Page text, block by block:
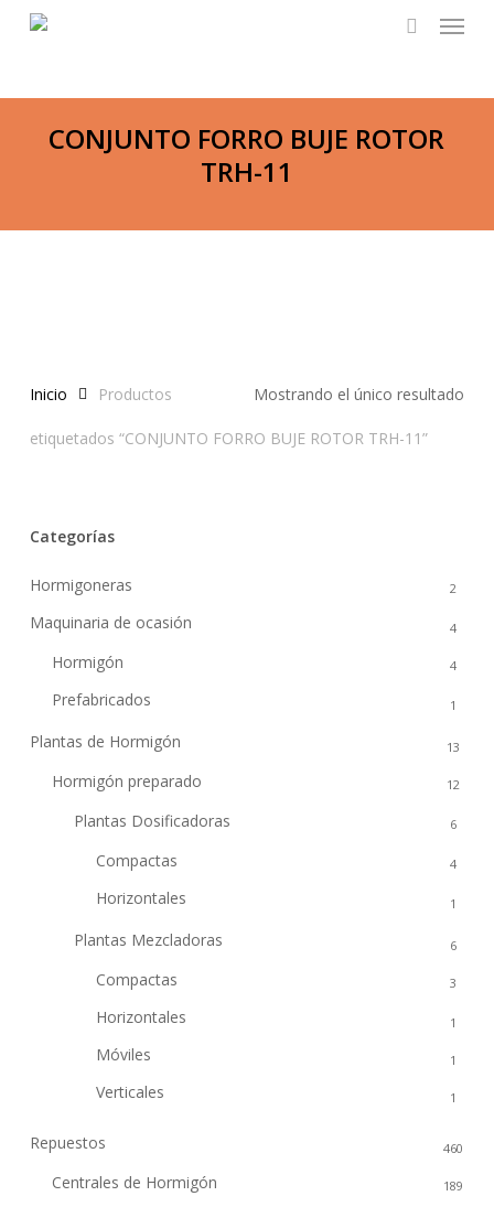
content
Menu
CONJUNTO FORRO BUJE ROTOR
TRH-11
Mostrando el único resultado
Inicio Productos
etiquetados “CONJUNTO FORRO BUJE ROTOR TRH-11”
Categorías
Hormigoneras 2
Maquinaria de ocasión 4
Hormigón 4
Prefabricados 1
Plantas de Hormigón 13
Hormigón preparado 12
Plantas Dosificadoras 6
Compactas 4
Horizontales 1
Plantas Mezcladoras 6
Compactas 3
Horizontales 1
Móviles 1
Verticales 1
Repuestos 460
Centrales de Hormigón 189